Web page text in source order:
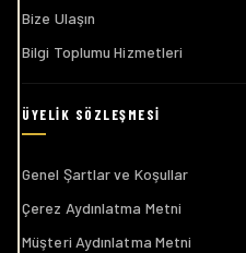
Bize Ulaşın
Bilgi Toplumu Hizmetleri
Genel Şartlar ve Koşullar
Çerez Aydınlatma Metni
Müşteri Aydınlatma Metni